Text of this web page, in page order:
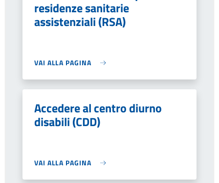
residenze sanitarie
assistenziali (RSA)
VAI ALLA PAGINA
Accedere al centro diurno
disabili (CDD)
VAI ALLA PAGINA